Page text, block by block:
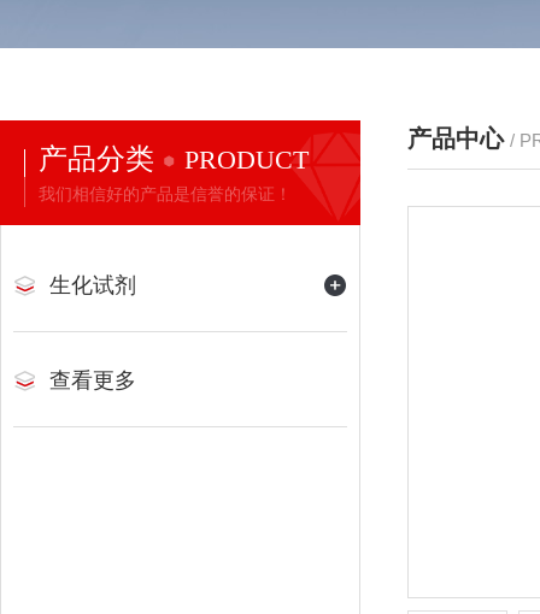
产品分类 PRODUCT
我们相信好的产品是信誉的保证！
生化试剂
查看更多
产品中心 /